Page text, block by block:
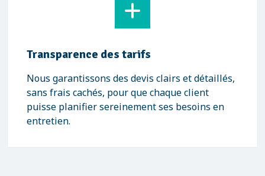
Transparence des tarifs
Nous garantissons des devis clairs et détaillés,
sans frais cachés, pour que chaque client
puisse planifier sereinement ses besoins en
entretien.